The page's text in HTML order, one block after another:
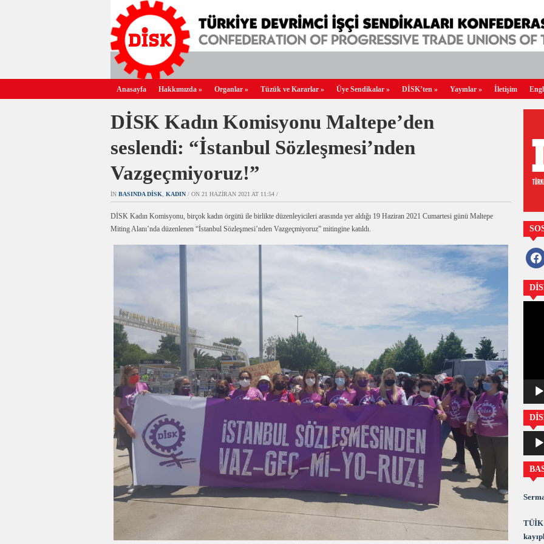
Anasayfa Hakkımızda » Organlar » Tüzük ve Kararlar » Üye Sendikalar » DİSK’ten » Yayınlar » İletişim
DİSK Kadın Komisyonu Maltepe’den
seslendi: “İstanbul Sözleşmesi’nden
Vazgeçmiyoruz!”
IN BASINDA DİSK KADIN / ON 21 HAZIRAN 2021 AT 11:54 /
DİSK Kadın Komisyonu, birçok kadın örgütü ile birlikte düzenleyicileri arasında yer aldığı 19 Haziran 2021 Cumartesi günü Maltepe
Miting Alanı’nda düzenlenen “İstanbul Sözleşmesi’nden Vazgeçmiyoruz” mitingine katıldı.
oynatıcı
TÜİK